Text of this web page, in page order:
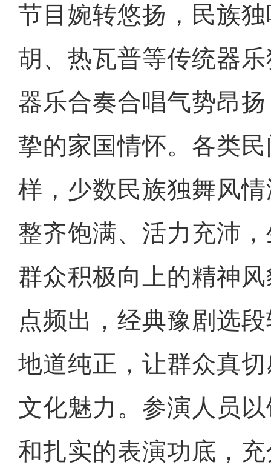
节目婉转悠扬，民族
胡、热瓦普等传统器
器乐合奏合唱气势昂
挚的家国情怀。各类
样，少数民族独舞风
整齐饱满、活力充沛
群众积极向上的精神
点频出，经典豫剧选
地道纯正，让群众真
文化魅力。参演人员
和扎实的表演功底，